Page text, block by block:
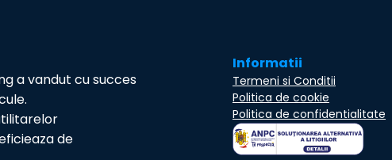
a vandut cu succes
de
Informatii
Termeni si Conditii
Politica de cookie
Politica de confidentialitate